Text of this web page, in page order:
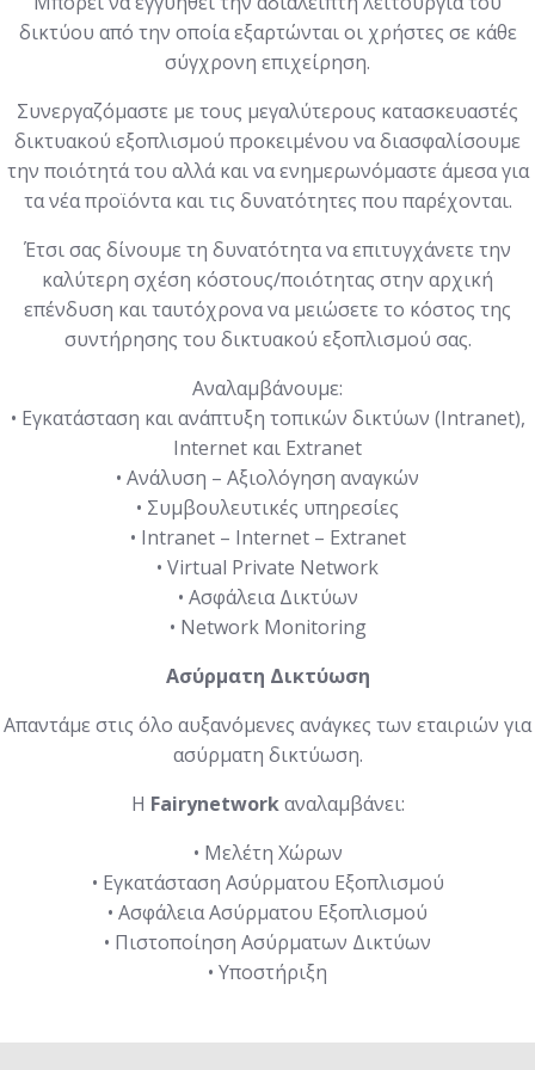
δικτύου από την οποία εξαρτώνται οι χρήστες σε κάθε
σύγχρονη επιχείρηση.
Συνεργαζόμαστε με τους μεγαλύτερους κατασκευαστές
δικτυακού εξοπλισμού προκειμένου να διασφαλίσουμε
την ποιότητά του αλλά και να ενημερωνόμαστε άμεσα για
τα νέα προϊόντα και τις δυνατότητες που παρέχονται.
Έτσι σας δίνουμε τη δυνατότητα να επιτυγχάνετε την
καλύτερη σχέση κόστους/ποιότητας στην αρχική
επένδυση και ταυτόχρονα να μειώσετε το κόστος της
συντήρησης του δικτυακού εξοπλισμού σας.
Αναλαμβάνουμε:
• Eγκατάσταση και ανάπτυξη τοπικών δικτύων (Intranet),
Internet και Extranet
• Ανάλυση – Αξιολόγηση αναγκών
• Συμβουλευτικές υπηρεσίες
• Intranet – Internet – Extranet
• Virtual Private Network
• Ασφάλεια Δικτύων
• Network Monitoring
Ασύρματη Δικτύωση
Aπαντάμε στις όλο αυξανόμενες ανάγκες των εταιριών για
ασύρματη δικτύωση.
Η Fairynetworkαναλαμβάνει:
• Μελέτη Χώρων
• Εγκατάσταση Ασύρματου Εξοπλισμού
• Ασφάλεια Ασύρματου Εξοπλισμού
• Πιστοποίηση Ασύρματων Δικτύων
• Υποστήριξη